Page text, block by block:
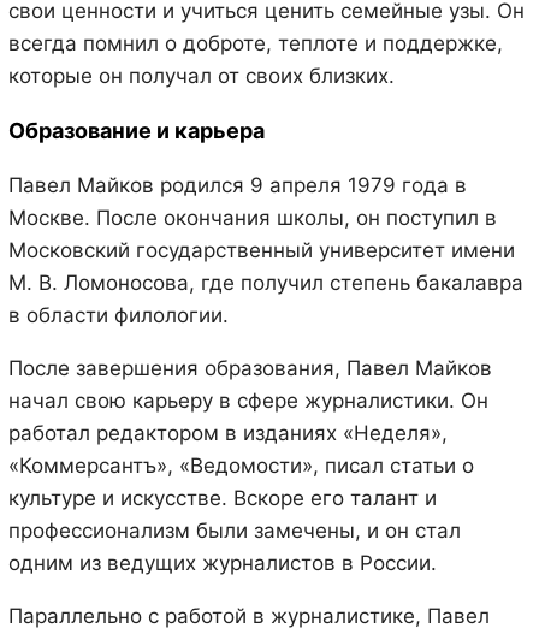
свои ценности и учиться ценить семейные узы. Он
всегда помнил о доброте, теплоте и поддержке,
которые он получал от своих близких.
Образование и карьера
Павел Майков родился 9 апреля 1979 года в
Москве. После окончания школы, он поступил в
Московский государственный университет имени
М. В. Ломоносова, где получил степень бакалавра
в области филологии.
После завершения образования, Павел Майков
начал свою карьеру в сфере журналистики. Он
работал редактором в изданиях «Неделя»,
«Коммерсантъ», «Ведомости», писал статьи о
культуре и искусстве. Вскоре его талант и
профессионализм были замечены, и он стал
одним из ведущих журналистов в России.
Параллельно с работой в журналистике, Павел